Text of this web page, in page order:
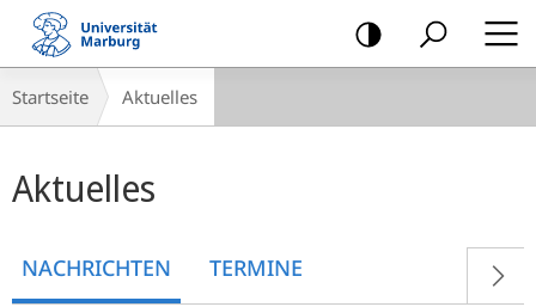
Mobile-
Navigation
Breadcrumb-
Navigation
Startseite Aktuelles
Aktuelles
NACHRICHTEN TERMINE